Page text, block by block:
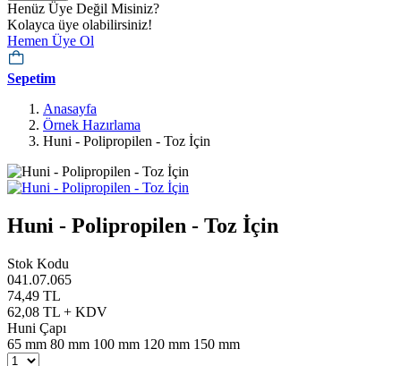
Henüz Üye Değil Misiniz?
Kolayca üye olabilirsiniz!
Hemen Üye Ol
Sepetim
Anasayfa
Örnek Hazırlama
Huni - Polipropilen - Toz İçin
Huni - Polipropilen - Toz İçin
Stok Kodu
041.07.065
74,49 TL
62,08 TL + KDV
Huni Çapı
65 mm 80 mm 100 mm 120 mm 150 mm